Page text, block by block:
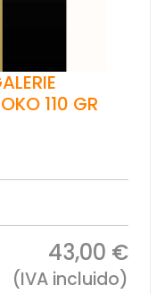
110 GR
43,00 €
(IVA incluido)